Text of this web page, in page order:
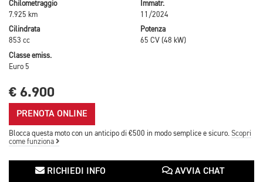
Chilometraggio
7.925 km
Immatr.
11/2024
Cilindrata
853 cc
Potenza
65 CV (48 kW)
Classe emiss.
Euro 5
€ 6.900
PRENOTA ONLINE
Blocca questa moto con un anticipo di €500 in modo semplice e sicuro. Scopri
come funziona
RICHIEDI INFO AVVIA CHAT